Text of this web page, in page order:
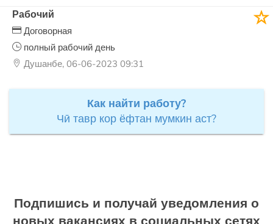
Рабочий
Договорная
полный рабочий день
Душанбе, 06-06-2023 09:31
Как найти работу?
Чӣ тавр кор ёфтан мумкин аст?
Подпишись и получай уведомления о